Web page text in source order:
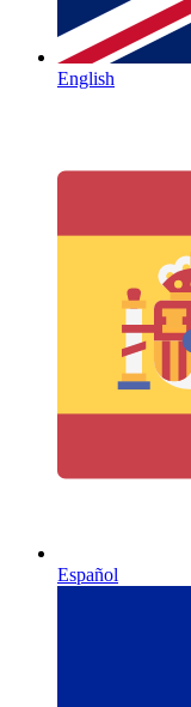
English
Español